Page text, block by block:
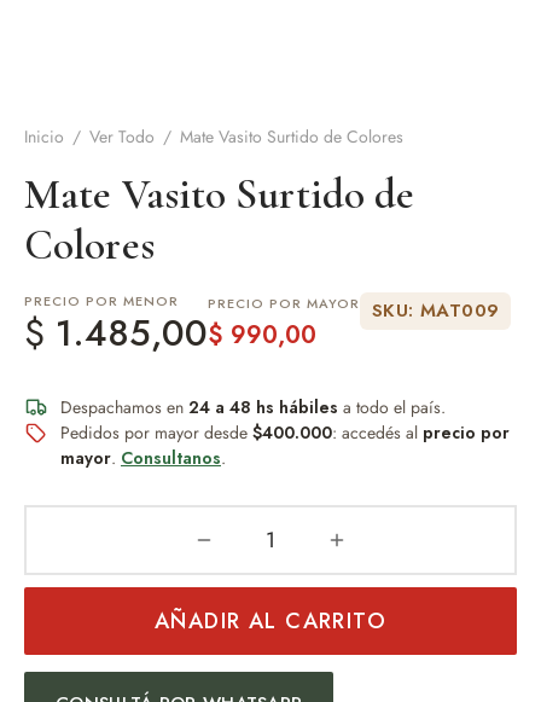
Inicio / Ver Todo / Mate Vasito Surtido de Colores
Mate Vasito Surtido de
Colores
SKU: MAT009
PRECIO POR MENOR
$ 1.485,00
PRECIO POR MAYOR
$ 990,00
Despachamos en 24 a 48 hs hábiles a todo el país.
Pedidos por mayor desde $400.000: accedés al precio por
mayor. Consultanos.
AÑADIR AL CARRITO
y accesorios